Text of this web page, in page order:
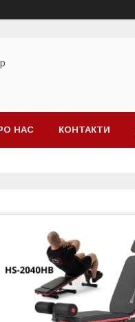
НАС КОНТАКТИ